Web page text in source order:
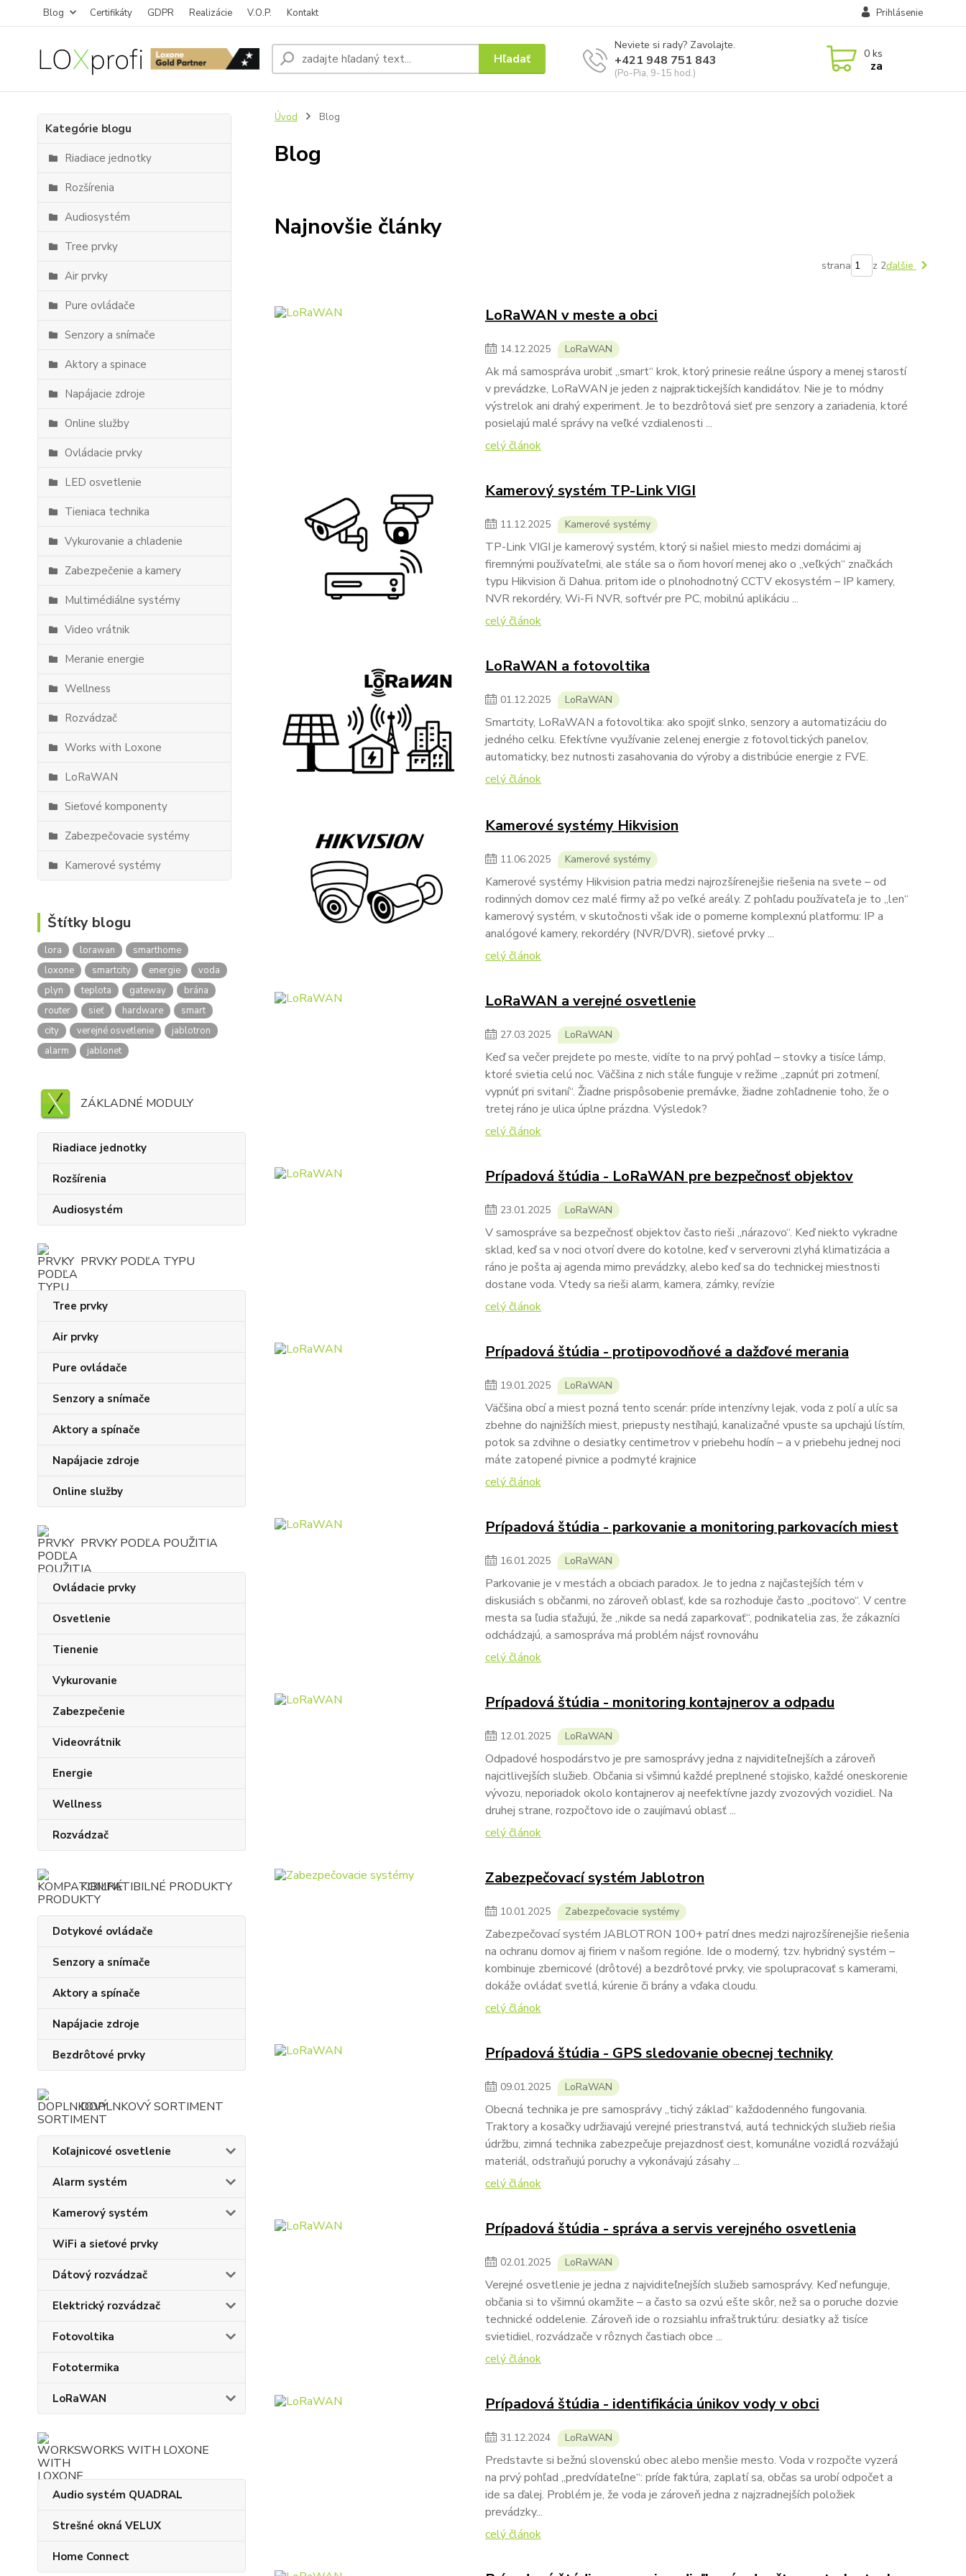
Blog Certifikáty GDPR Realizácie V.O.P. Kontakt Prihlásenie
Hľadať
Neviete si rady? Zavolajte.
+421 948 751 843
(Po-Pia, 9-15 hod.)
0 ks
za
Kategórie blogu
Riadiace jednotky
Rozšírenia
Audiosystém
Tree prvky
Air prvky
Pure ovládače
Senzory a snímače
Aktory a spinace
Napájacie zdroje
Online služby
Ovládacie prvky
LED osvetlenie
Tieniaca technika
Vykurovanie a chladenie
Zabezpečenie a kamery
Multimédiálne systémy
Video vrátnik
Meranie energie
Wellness
Rozvádzač
Works with Loxone
LoRaWAN
Sieťové komponenty
Zabezpečovacie systémy
Kamerové systémy
Štítky blogu
lora lorawan
smarthome
loxone
smartcity energie
voda
plyn
teplota gateway
brána
router
sieť hardware
smart
city
verejné osvetlenie
jablotron
alarm
jablonet
ZÁKLADNÉ MODULY
Riadiace jednotky
Rozšírenia
Audiosystém
PRVKY PODĽA TYPU
Tree prvky
Air prvky
Pure ovládače
Senzory a snímače
Aktory a spínače
Napájacie zdroje
Online služby
PRVKY PODĽA POUŽITIA
Ovládacie prvky
Osvetlenie
Tienenie
Vykurovanie
Zabezpečenie
Videovrátnik
Energie
Wellness
Rozvádzač
KOMPATIBILNÉ PRODUKTY
Dotykové ovládače
Senzory a snímače
Aktory a spínače
Napájacie zdroje
Bezdrôtové prvky
DOPLNKOVÝ SORTIMENT
Koľajnicové osvetlenie
Alarm systém
Kamerový systém
WiFi a sieťové prvky
Dátový rozvádzač
Elektrický rozvádzač
Fotovoltika
Fototermika
LoRaWAN
WORKS WITH LOXONE
Audio systém QUADRAL
Strešné okná VELUX
Home Connect
Úvod Blog
Blog
Najnovšie články
strana z 2ďalšie
LoRaWAN v meste a obci
14.12.2025 LoRaWAN
Ak má samospráva urobiť „smart“ krok, ktorý prinesie reálne úspory a menej starostí
v prevádzke, LoRaWAN je jeden z najpraktickejších kandidátov. Nie je to módny
výstrelok ani drahý experiment. Je to bezdrôtová sieť pre senzory a zariadenia, ktoré
posielajú malé správy na veľké vzdialenosti ...
celý článok
Kamerový systém TP-Link VIGI
11.12.2025 Kamerové systémy
TP-Link VIGI je kamerový systém, ktorý si našiel miesto medzi domácimi aj
firemnými používateľmi, ale stále sa o ňom hovorí menej ako o „veľkých“ značkách
typu Hikvision či Dahua. pritom ide o plnohodnotný CCTV ekosystém – IP kamery,
NVR rekordéry, Wi-Fi NVR, softvér pre PC, mobilnú aplikáciu ...
celý článok
LoRaWAN a fotovoltika
01.12.2025 LoRaWAN
Smartcity, LoRaWAN a fotovoltika: ako spojiť slnko, senzory a automatizáciu do
jedného celku. Efektívne využívanie zelenej energie z fotovoltických panelov,
automaticky, bez nutnosti zasahovania do výroby a distribúcie energie z FVE.
celý článok
Kamerové systémy Hikvision
11.06.2025 Kamerové systémy
Kamerové systémy Hikvision patria medzi najrozšírenejšie riešenia na svete – od
rodinných domov cez malé firmy až po veľké areály. Z pohľadu používateľa je to „len“
kamerový systém, v skutočnosti však ide o pomerne komplexnú platformu: IP a
analógové kamery, rekordéry (NVR/DVR), sieťové prvky ...
celý článok
LoRaWAN a verejné osvetlenie
27.03.2025 LoRaWAN
Keď sa večer prejdete po meste, vidíte to na prvý pohľad – stovky a tisíce lámp,
ktoré svietia celú noc. Väčšina z nich stále funguje v režime „zapnúť pri zotmení,
vypnúť pri svitaní“. Žiadne prispôsobenie premávke, žiadne zohľadnenie toho, že o
tretej ráno je ulica úplne prázdna. Výsledok?
celý článok
Prípadová štúdia - LoRaWAN pre bezpečnosť objektov
23.01.2025 LoRaWAN
V samospráve sa bezpečnosť objektov často rieši „nárazovo“. Keď niekto vykradne
sklad, keď sa v noci otvorí dvere do kotolne, keď v serverovni zlyhá klimatizácia a
ráno je pošta aj agenda mimo prevádzky, alebo keď sa do technickej miestnosti
dostane voda. Vtedy sa rieši alarm, kamera, zámky, revízie
celý článok
Prípadová štúdia - protipovodňové a dažďové merania
19.01.2025 LoRaWAN
Väčšina obcí a miest pozná tento scenár: príde intenzívny lejak, voda z polí a ulíc sa
zbehne do najnižších miest, priepusty nestíhajú, kanalizačné vpuste sa upchajú lístím,
potok sa zdvihne o desiatky centimetrov v priebehu hodín – a v priebehu jednej noci
máte zatopené pivnice a podmyté krajnice
celý článok
Prípadová štúdia - parkovanie a monitoring parkovacích miest
16.01.2025 LoRaWAN
Parkovanie je v mestách a obciach paradox. Je to jedna z najčastejších tém v
diskusiách s občanmi, no zároveň oblasť, kde sa rozhoduje často „pocitovo“. V centre
mesta sa ľudia sťažujú, že „nikde sa nedá zaparkovať“, podnikatelia zas, že zákazníci
odchádzajú, a samospráva má problém nájsť rovnováhu
celý článok
Prípadová štúdia - monitoring kontajnerov a odpadu
12.01.2025 LoRaWAN
Odpadové hospodárstvo je pre samosprávy jedna z najviditeľnejších a zároveň
najcitlivejších služieb. Občania si všimnú každé preplnené stojisko, každé oneskorenie
vývozu, neporiadok okolo kontajnerov aj neefektívne jazdy zvozových vozidiel. Na
druhej strane, rozpočtovo ide o zaujímavú oblasť ...
celý článok
Zabezpečovací systém Jablotron
10.01.2025 Zabezpečovacie systémy
Zabezpečovací systém JABLOTRON 100+ patrí dnes medzi najrozšírenejšie riešenia
na ochranu domov aj firiem v našom regióne. Ide o moderný, tzv. hybridný systém –
kombinuje zbernicové (drôtové) a bezdrôtové prvky, vie spolupracovať s kamerami,
dokáže ovládať svetlá, kúrenie či brány a vďaka cloudu.
celý článok
Prípadová štúdia - GPS sledovanie obecnej techniky
09.01.2025 LoRaWAN
Obecná technika je pre samosprávy „tichý základ“ každodenného fungovania.
Traktory a kosačky udržiavajú verejné priestranstvá, autá technických služieb riešia
údržbu, zimná technika zabezpečuje prejazdnosť ciest, komunálne vozidlá rozvážajú
materiál, odstraňujú poruchy a vykonávajú zásahy ...
celý článok
Prípadová štúdia - správa a servis verejného osvetlenia
02.01.2025 LoRaWAN
Verejné osvetlenie je jedna z najviditeľnejších služieb samosprávy. Keď nefunguje,
občania si to všimnú okamžite – a často sa ozvú ešte skôr, než sa o poruche dozvie
technické oddelenie. Zároveň ide o rozsiahlu infraštruktúru: desiatky až tisíce
svietidiel, rozvádzače v rôznych častiach obce ...
celý článok
Prípadová štúdia - identifikácia únikov vody v obci
31.12.2024 LoRaWAN
Predstavte si bežnú slovenskú obec alebo menšie mesto. Voda v rozpočte vyzerá
na prvý pohľad „predvídateľne“: príde faktúra, zaplatí sa, občas sa urobí odpočet a
ide sa ďalej. Problém je, že voda je zároveň jedna z najzradnejších položiek
prevádzky...
celý článok